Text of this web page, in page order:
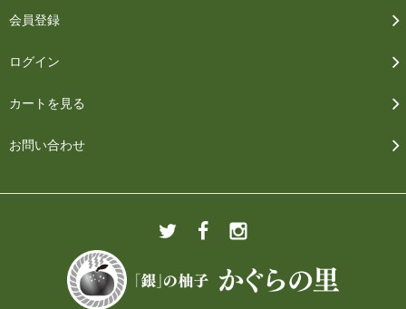
会員登録
ログイン
カートを見る
お問い合わせ